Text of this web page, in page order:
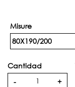
Misure
80X190/200
Cantidad
-
+